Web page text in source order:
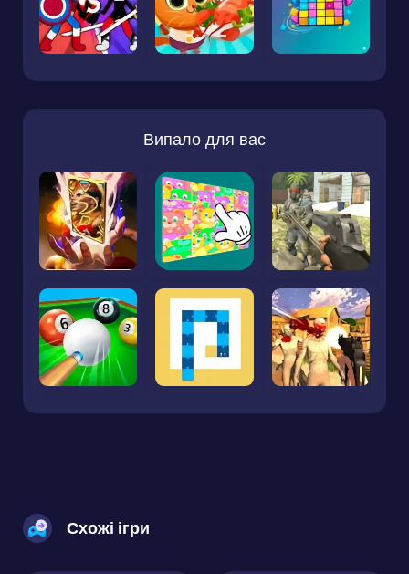
Випало для вас
Схожі ігри